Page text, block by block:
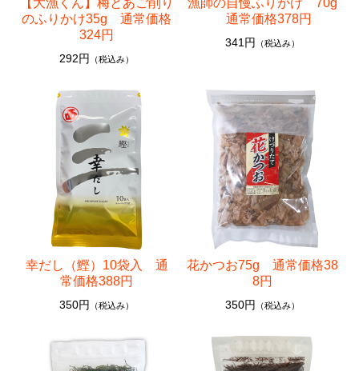
【大漁くん】梅とあご削り
のふりかけ35g 通常価格
324円
292円 （税込み）
漁師の自慢ふりかけ 70g
通常価格378円
341円 （税込み）
幸だし（鰹）10袋入 通
常価格388円
350円 （税込み）
花かつお75g 通常価格38
8円
350円 （税込み）